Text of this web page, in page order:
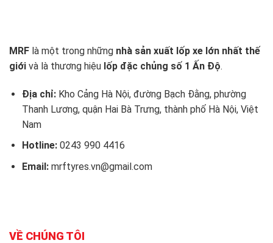
MRF là một trong những nhà sản xuất lốp xe lớn nhất thế
giới và là thương hiệu lốp đặc chủng số 1 Ấn Độ.
Địa chỉ:Kho Cảng Hà Nội, đường Bạch Đằng, phường
Thanh Lương, quận Hai Bà Trưng, thành phố Hà Nội, Việt
Nam
Hotline: 0243 990 4416
Email: mrftyres.vn@gmail.com
VỀ CHÚNG TÔI